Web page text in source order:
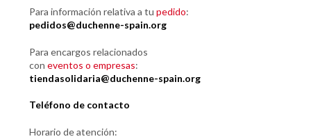
Para información relativa a tu pedido:
pedidos@duchenne-spain.org
Para encargos relacionados
con eventos o empresas:
tiendasolidaria@duchenne-spain.org
Teléfono de contacto
Horario de atención: